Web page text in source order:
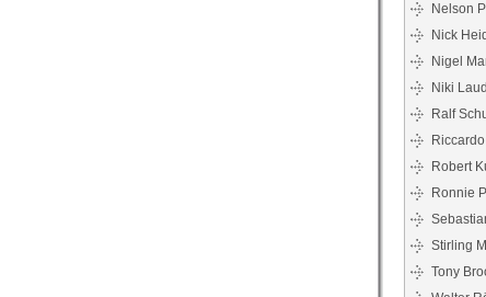
Nelson
Nick
Nigel
Niki
Ralf
Robert
Ronnie
Stirling
Tony